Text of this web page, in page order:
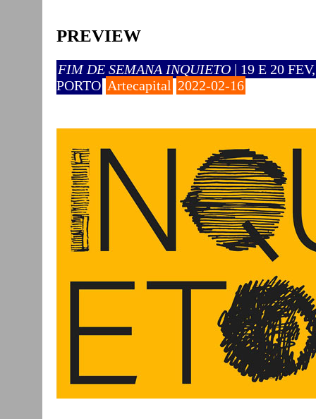
PREVIEW
FIM DE SEMANA INQUIETO | 19 E 20
PORTO Artecapital 2022-02-16